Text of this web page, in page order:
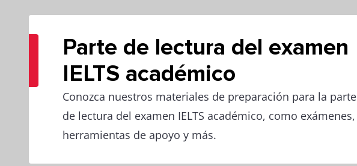
Parte de lectura del examen
IELTS académico
Conozca nuestros materiales de preparación para la parte
de lectura del examen IELTS académico, como exámenes,
herramientas de apoyo y más.